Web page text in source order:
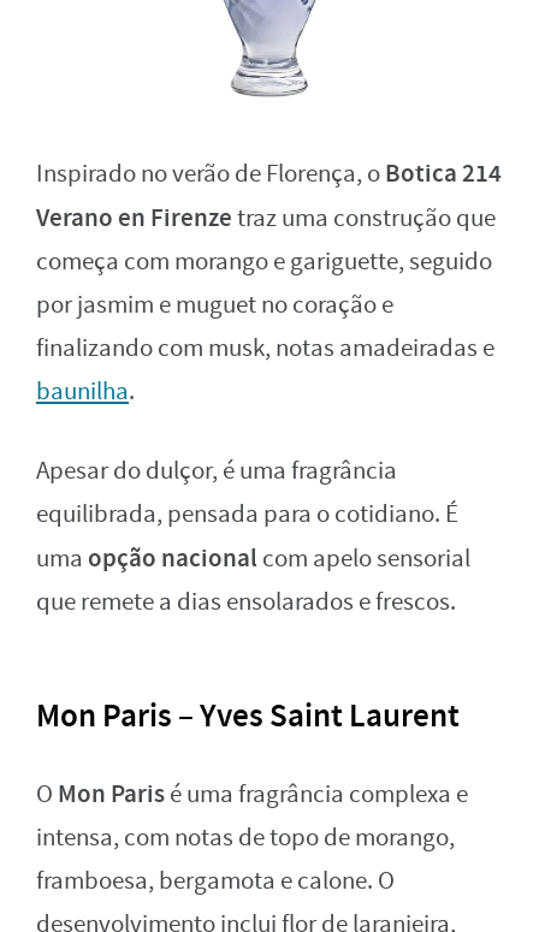
Inspirado no verão de Florença, oBotica 214
Verano en Firenzetraz uma construção que
começa com morango e gariguette, seguido
por jasmim e muguet no coração e
finalizando com musk, notas amadeiradas e
baunilha.
Apesar do dulçor, é uma fragrância
equilibrada, pensada para o cotidiano. É
uma opção nacional com apelo sensorial
que remete a dias ensolarados e frescos.
Mon Paris – Yves Saint Laurent
O Mon Parisé uma fragrância complexa e
intensa, com notas de topo de morango,
framboesa, bergamota e calone. O
desenvolvimento inclui flor de laranjeira,